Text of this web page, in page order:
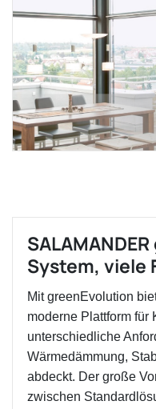
System, viele
Mit greenEvolution
moderne Plattform für
unterschiedliche
Wärmedämmung,
abdeckt. Der große
zwischen